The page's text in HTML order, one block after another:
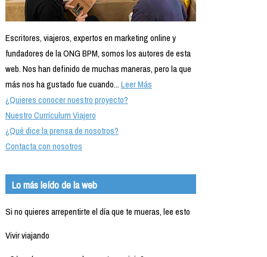
Escritores, viajeros, expertos en marketing online y
fundadores de la ONG BPM, somos los autores de esta
web. Nos han definido de muchas maneras, pero la que
más nos ha gustado fue cuando...Leer Más
¿Quieres conocer nuestro proyecto?
Nuestro Currículum Viajero
¿Qué dice la prensa de nosotros?
Contacta con nosotros
Lo más leído de la web
Si no quieres arrepentirte el día que te mueras, lee esto
Vivir viajando